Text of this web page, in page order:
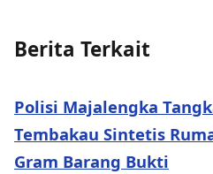
Berita Terkait
Polisi Majalengka
Tembakau Sintetis
Gram Barang Bukti